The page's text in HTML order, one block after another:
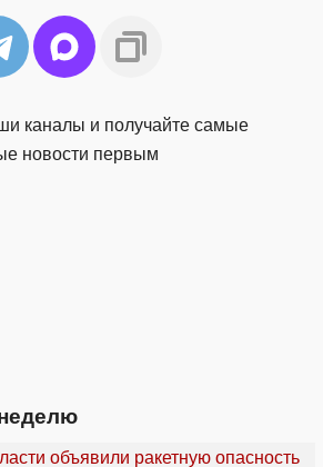
каналы и получайте самые
новости первым